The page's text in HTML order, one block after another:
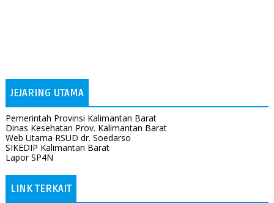
JEJARING UTAMA
Pemerintah Provinsi Kalimantan Barat
Dinas Kesehatan Prov. Kalimantan Barat
Web Utama RSUD dr. Soedarso
SIKEDIP Kalimantan Barat
Lapor SP4N
LINK TERKAIT